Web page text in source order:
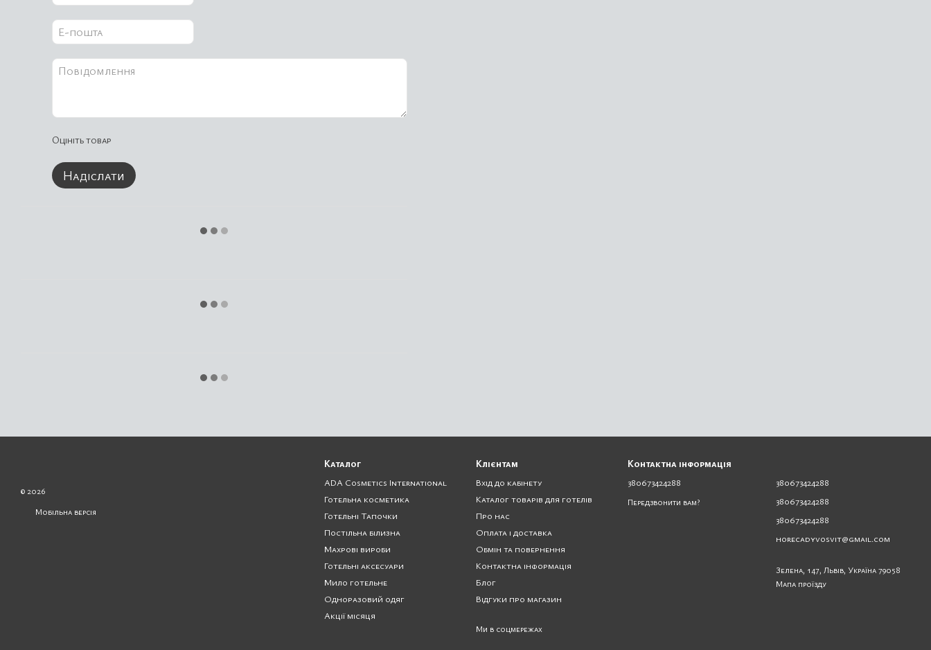
Оцініть товар
Надіслати
© 2026
Мобільна версія
Каталог
ADA Cosmetics International
Готельна косметика
Готельні Тапочки
Постільна білизна
Махрові вироби
Готельні аксесуари
Мило готельне
Одноразовий одяг
Акції місяця
Клієнтам
Вхід до кабінету
Каталог товарів для готелів
Про нас
Оплата і доставка
Обмін та повернення
Контактна інформація
Блог
Відгуки про магазин
Ми в соцмережах
Контактна інформація
380673424288
Передзвонити вам?
380673424288
380673424288
380673424288
horecadyvosvit@gmail.com
Зелена, 147, Львів, Україна 79058
Мапа проїзду